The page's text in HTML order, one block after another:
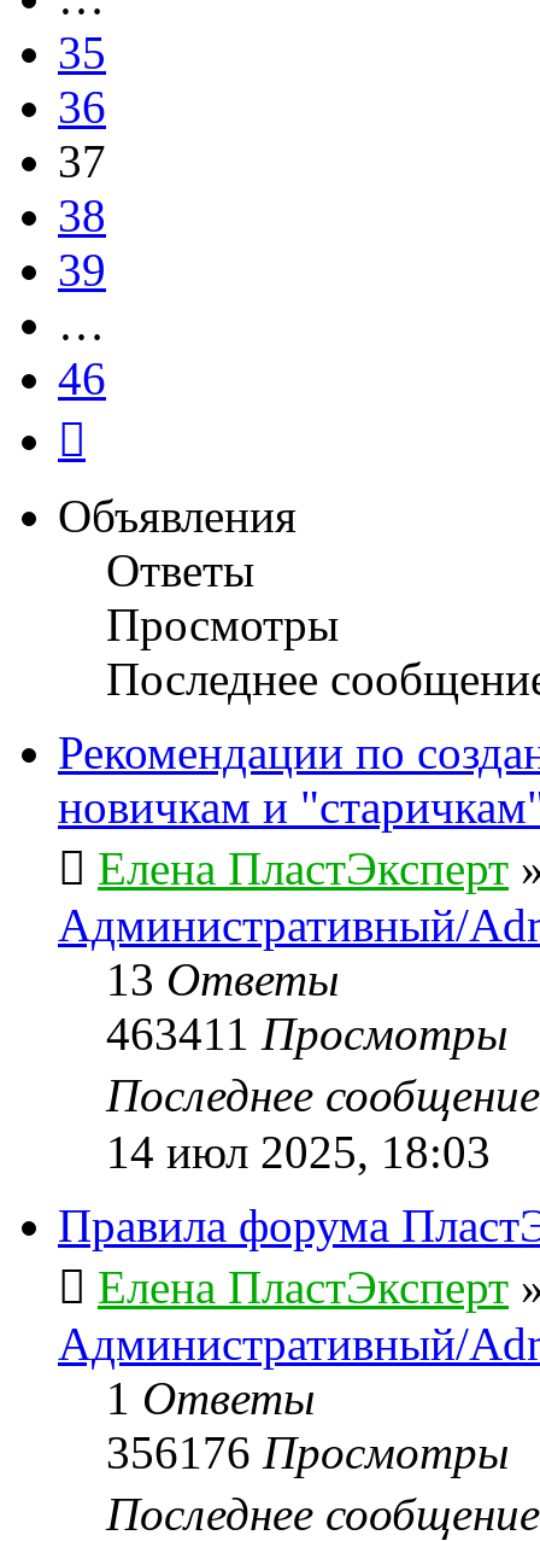
35
36
37
38
39
…
46
Объявления
Ответы
Просмотры
Последнее
Рекомендации по
новичкам и
Елена ПластЭксперт
Административный/
13 Ответы
463411 Просмотры
Последнее
14 июл 2025, 18:03
Правила форума
Елена ПластЭксперт
Административный/
1 Ответы
356176 Просмотры
Последнее